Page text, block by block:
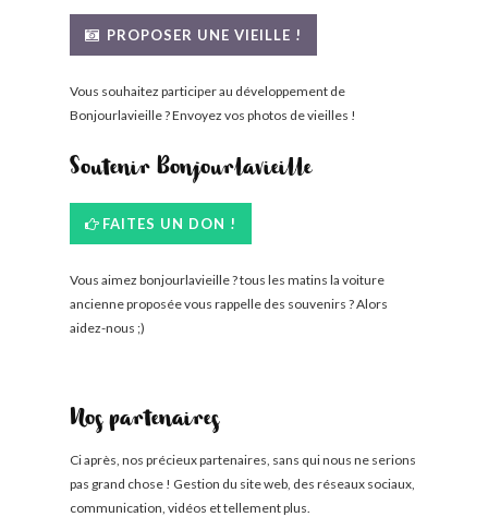
PROPOSER UNE VIEILLE !
Vous souhaitez participer au développement de
Bonjourlavieille ? Envoyez vos photos de vieilles !
Soutenir Bonjourlavieille
FAITES UN DON !
Vous aimez bonjourlavieille ? tous les matins la voiture
ancienne proposée vous rappelle des souvenirs ? Alors
aidez-nous ;)
Nos partenaires
Ci après, nos précieux partenaires, sans qui nous ne serions
pas grand chose ! Gestion du site web, des réseaux sociaux,
communication, vidéos et tellement plus.